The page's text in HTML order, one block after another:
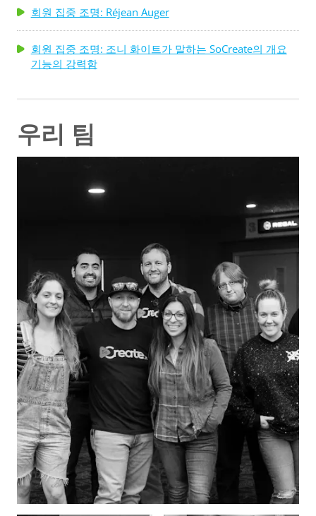
회원 집중 조명: Réjean Auger
회원 집중 조명: 조니 화이트가 말하는 SoCreate의 개요
기능의 강력함
우리 팀